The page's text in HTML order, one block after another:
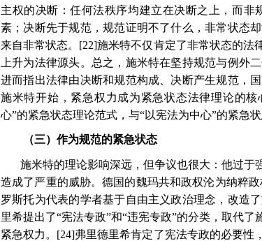
主权的决断：任何法秩序均建立在决断之上，而
素；决断先于规范，规范证明不了什么，非常状态
来自非常状态。 [22]施米特不仅肯定了非常状态的法
上升为法律源头。总之，施米特在坚持规范与例外
进而指出法律由决断和规范构成、决断产生规范，
施米特开始，紧急权力成为紧急状态法律理论的
心”的紧急状态理论范式，与“以宪法为中心”的紧急
（三）作为规范的紧急状态
施米特的理论影响深远，但争议也很大：他过于
造成了严重的威胁。德国的魏玛共和政权沦为纳粹
罗斯托为代表的学者基于自由主义政治理念，改造
里希提出了“宪法专政”和“违宪专政”的分类，取代
紧急权力。 [24]弗里德里希肯定了宪法专政的必要性